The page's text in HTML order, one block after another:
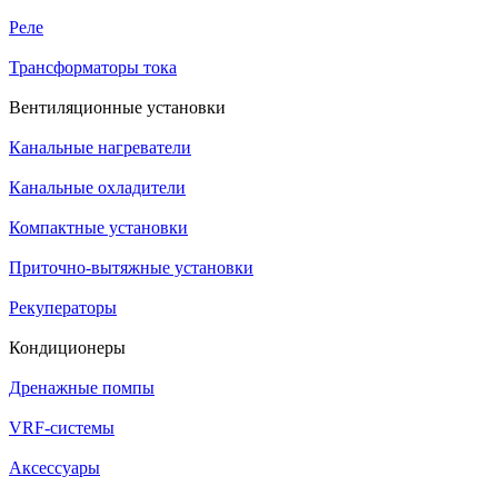
Реле
Трансформаторы тока
Вентиляционные установки
Канальные нагреватели
Канальные охладители
Компактные установки
Приточно-вытяжные установки
Рекуператоры
Кондиционеры
Дренажные помпы
VRF-системы
Аксессуары